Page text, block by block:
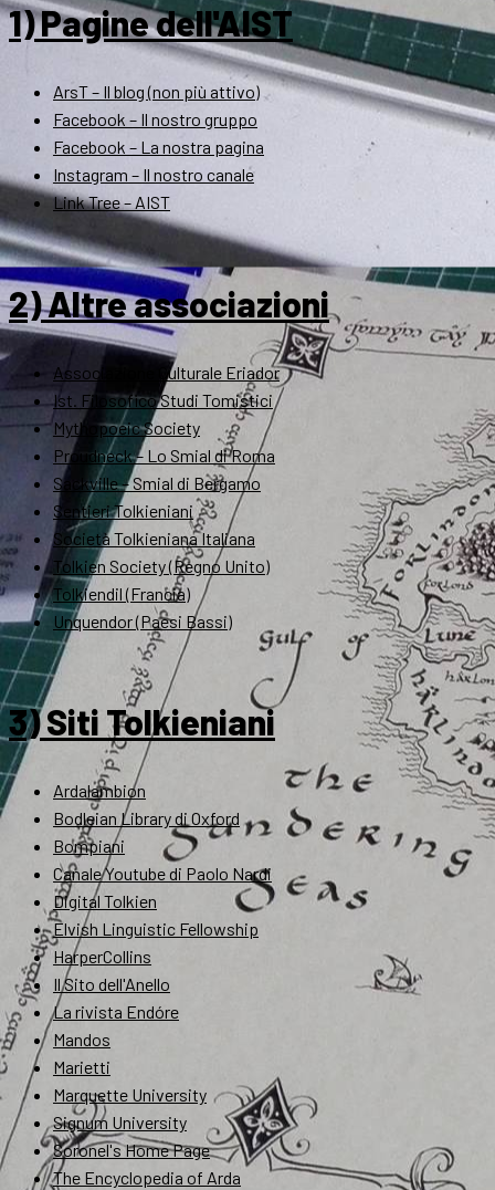
1) Pagine dell'AIST
ArsT – Il blog (non più attivo)
Facebook – Il nostro gruppo
Facebook – La nostra pagina
Instagram – Il nostro canale
Link Tree – AIST
2) Altre associazioni
Associazione Culturale Eriador
Ist. Filosofico Studi Tomistici
Mythopoeic Society
Proudneck – Lo Smial di Roma
Sackville – Smial di Bergamo
Sentieri Tolkieniani
Società Tolkieniana Italiana
Tolkien Society (Regno Unito)
Tolkiendil (Francia)
Unquendor (Paesi Bassi)
3) Siti Tolkieniani
Ardalambion
Bodleian Library di Oxford
Bompiani
Canale Youtube di Paolo Nardi
Digital Tolkien
Elvish Linguistic Fellowship
HarperCollins
Il Sito dell'Anello
La rivista Endóre
Mandos
Marietti
Marquette University
Signum University
Soronel's Home Page
The Encyclopedia of Arda